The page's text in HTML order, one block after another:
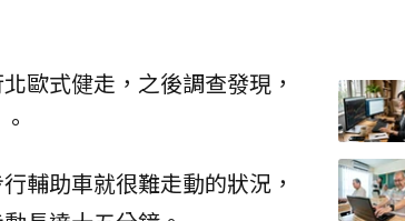
歐式健走，之後調查發現，
輔助車就很難走動的狀況，